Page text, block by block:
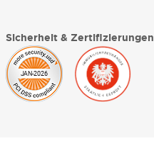
Sicherheit & Zertifizierungen